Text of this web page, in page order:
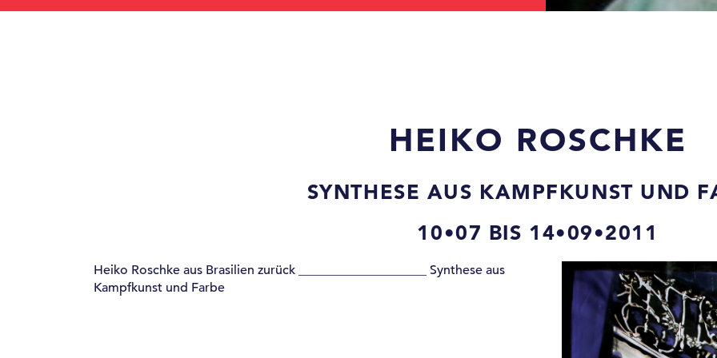
HEIKO ROSCHKE
SYNTHESE AUS KAMPFKUNST UND
10•07 BIS 14•09•2011
Heiko Roschke aus Brasilien zurück ____________________ Synthese aus
Kampfkunst und Farbe